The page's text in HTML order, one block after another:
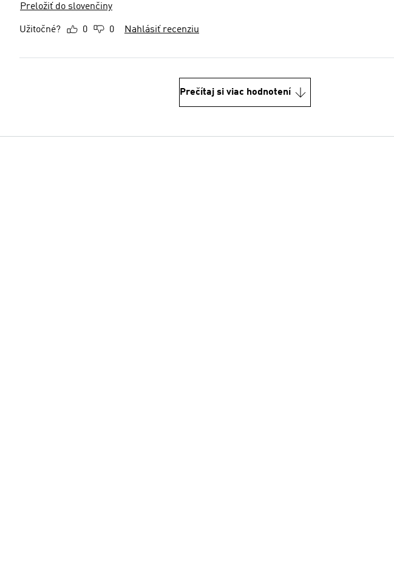
Preložiť do slovenčiny
Užitočné? 0 0 Nahlásiť recenziu
Prečítaj si viac hodnotení